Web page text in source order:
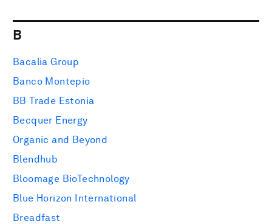
B
Bacalia Group
Banco Montepio
BB Trade Estonia
Becquer Energy
Organic and Beyond
Blendhub
Bloomage BioTechnology
Blue Horizon International
Breadfast